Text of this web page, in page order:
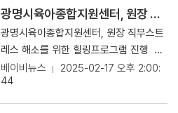
하는 데 큰 의미가 있다”며, “아이들의
안전과 교육에 열정을 가진 많은 분들의
지원을 기다린다”고 전했다. 또한, "이번
대체교사 채용을 통해 보육의 질을 한층
강화하고, 부모들에게 신뢰를 줄 수 있는
환경을 마련할 수 있을 것으로 기대된
원활한 원 운영과 전문성 향상을 지원하
기 위한 다양한 교육을 개설할 계획”이
라고 말했다. 【Copyrightsⓒ베이비
뉴스 pr@ibabynews.com】 저작권
자 © 베이비뉴스 무단전재 및 재배포 금
하고 있다. 이를 통해 부모들은 경제적
부담 없이 다양한 도서를 이용할 수 있어
큰 호응을 얻고 있다. 광명시육아종합지
활동의 일환으로 기증된 도서를 통해 영
아종합지원센터 광명시육아종합지원센
터는 3월 시행을 앞둔 '2024 개정 표준
보육과정'의 내용을 담은 '2024 개정 표
준보육과정 핸드북'을 제작해 관내 어린
이집 169개소에 무료로 배포했다고 24
일 밝혔다. 이 책자에는 ▲표준보육과정
광명시육아종합지원센터, 원장 직무스트레스 해소를 위한 힐링프로그램 진행
광명시육아종합지원센터, 원장 직무스트
레스 해소를 위한 힐링프로그램 진행
전문강사와 천연 추출한 원료로 '명품 천
연 화장품’ 만들기 광명시육아종합지원
센터, 원장 직무스트레스 해소를 위한 힐
베이비뉴스
2025-02-17 오후 2:00:
44